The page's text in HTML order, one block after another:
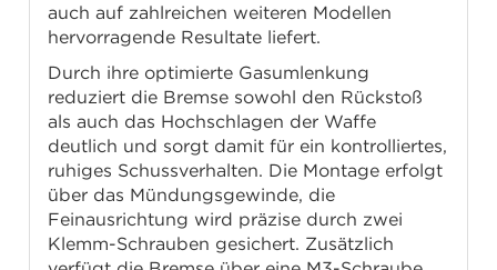
auch auf zahlreichen weiteren Modellen
hervorragende Resultate liefert.
Durch ihre optimierte Gasumlenkung
reduziert die Bremse sowohl den Rückstoß
als auch das Hochschlagen der Waffe
deutlich und sorgt damit für ein kontrolliertes,
ruhiges Schussverhalten. Die Montage erfolgt
über das Mündungsgewinde, die
Feinausrichtung wird präzise durch zwei
Klemm-Schrauben gesichert. Zusätzlich